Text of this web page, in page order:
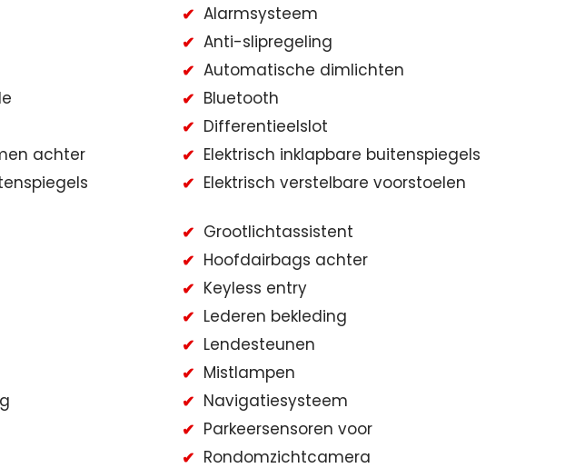
Alarmsysteem
Anti-slipregeling
Automatische dimlichten
Bluetooth
Differentieelslot
achter
Elektrisch inklapbare buitenspiegels
Elektrisch verstelbare voorstoelen
Grootlichtassistent
Hoofdairbags achter
Keyless entry
Lederen bekleding
Lendesteunen
Mistlampen
Navigatiesysteem
Parkeersensoren voor
Rondomzichtcamera